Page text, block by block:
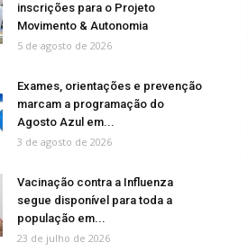
inscrições para o Projeto
Movimento & Autonomia
5 de agosto de 2026
Exames, orientações e prevenção
marcam a programação do
Agosto Azul em...
3 de agosto de 2026
Vacinação contra a Influenza
segue disponível para toda a
população em...
23 de julho de 2026